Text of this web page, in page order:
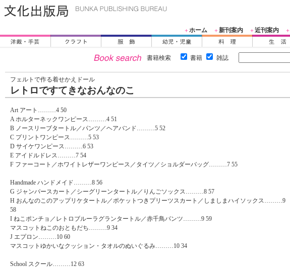
＋ホーム ＋新刊案内 ＋近刊案内 ＋
書籍検索 書籍 雑誌
フェルトで作る着せかえドール
レトロですてきなおんなのこ
Art アート………4 50
A ホルターネックワンピース………4 51
B ノースリーブタートル／パンツ／ヘアバンド………5 52
C プリントワンピース………5 53
D サイケワンピース………6 53
E アイドルドレス………7 54
F ファーコート／ホワイトレザーワンピース／タイツ／ショルダーバッグ………7 55
Handmade ハンドメイド………8 56
G ジャンパースカート／シーグリーンタートル／りんごソックス………8 57
H おんなのこのアップリケタートル／ポケットつきプリーツスカート／しましまハイソックス………9
58
I ねこポンチョ／レトロブルーラグランタートル／赤千鳥パンツ………9 59
マスコットねこのおともだち………9 34
J エプロン………10 60
マスコットゆかいなクッション・タオルのぬいぐるみ………10 34
School スクール………12 63